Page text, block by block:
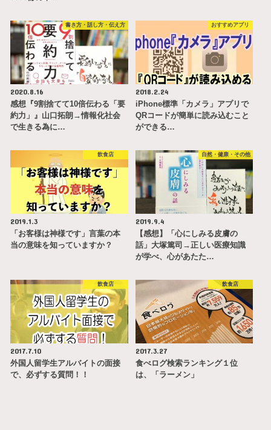
書き方・話し方・伝え方
2020.8.16
感想『9割捨てて10倍伝わる「要
約力」』山口拓朗→情報化社会
で生きる為に…
おすすめアプリ
2018.2.24
iPhone標準「カメラ」アプリで
QRコードが簡単に読み込むこと
ができる…
飲食店
2019.1.3
「お客様は神様です」言葉の本
当の意味を知っていますか？
自然・健康・その他
2019.9.4
【感想】「心にしみる皮膚の
話」大塚篤司→正しい医療知識
が学べ、心があたた…
飲食店
2017.7.10
外国人留学生アルバイトの面接
で、必ずする質問！！
飲食店
2017.3.27
食べログ検索ランキング１位
は、「ラーメン」